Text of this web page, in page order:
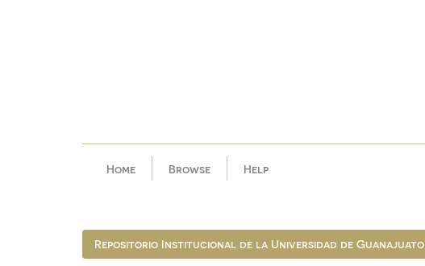
Home Browse Help
Repositorio Institucional de la Universidad de Guanajuato